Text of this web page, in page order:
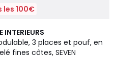
100€
INTERIEURS
3 places et pouf, en
fines côtes, SEVEN